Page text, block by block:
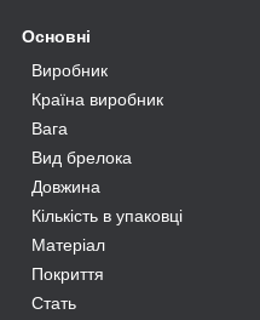
Основні
Виробник
Країна виробник
Вага
Вид брелока
Довжина
Кількість в упаковці
Матеріал
Покриття
Стать